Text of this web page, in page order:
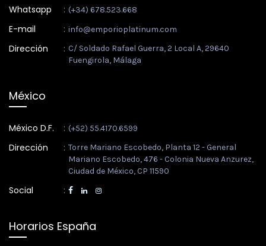
Whatsapp : (+34) 678.523.668
E-mail : info@emporioplatinum.com
Dirección : C/ Soldado Rafael Guerra, 2 Local A, 29640
Fuengirola, Málaga
México
México D.F. : (+52) 55.4170.6599
Dirección : Torre Mariano Escobedo, Planta 12 - General
Mariano Escobedo, 476 - Colonia Nueva Anzurez,
Ciudad de México, CP 11590
Social :
Horarios España